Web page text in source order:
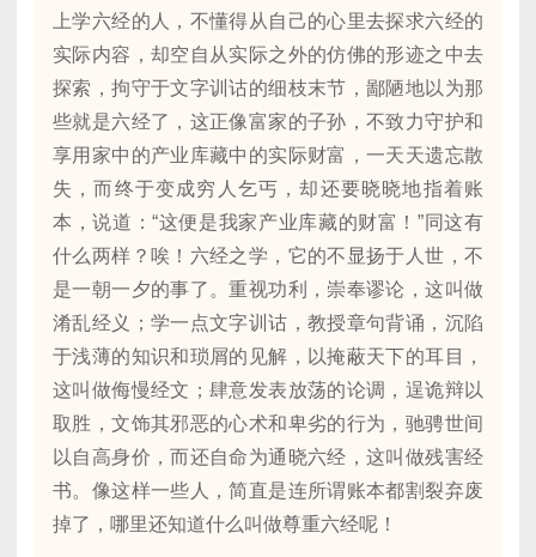
上学六经的人，不懂得从自己的心里去探求六经的
实际内容，却空自从实际之外的仿佛的形迹之中去
探索，拘守于文字训诂的细枝末节，鄙陋地以为那
些就是六经了，这正像富家的子孙，不致力守护和
享用家中的产业库藏中的实际财富，一天天遗忘散
失，而终于变成穷人乞丐，却还要晓晓地指着账
本，说道：“这便是我家产业库藏的财富！”同这有
什么两样？唉！六经之学，它的不显扬于人世，不
是一朝一夕的事了。重视功利，崇奉谬论，这叫做
淆乱经义；学一点文字训诂，教授章句背诵，沉陷
于浅薄的知识和琐屑的见解，以掩蔽天下的耳目，
这叫做侮慢经文；肆意发表放荡的论调，逞诡辩以
取胜，文饰其邪恶的心术和卑劣的行为，驰骋世间
以自高身价，而还自命为通晓六经，这叫做残害经
书。像这样一些人，简直是连所谓账本都割裂弃废
掉了，哪里还知道什么叫做尊重六经呢！